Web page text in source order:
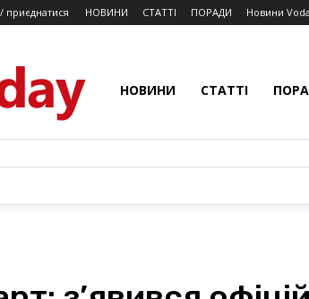
приєднатися НОВИНИ СТАТТІ ПОРАДИ Новини
НОВИНИ СТАТТІ